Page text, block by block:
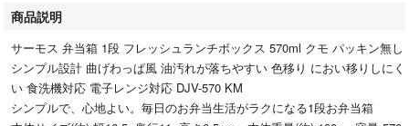
商品説明
サーモス 弁当箱 1段 フレッシュランチボックス 570ml クモ パッキン無し
シンプル設計 曲げわっぱ風 油汚れが落ちやすい 色移り におい移りしにく
い 食洗機対応 電子レンジ対応 DJV-570 KM
シンプルで、心地よい。毎日のお弁当生活がラクになる1段お弁当箱